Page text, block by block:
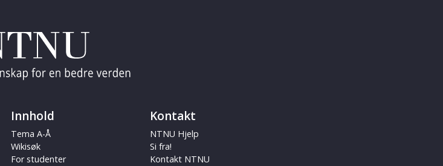
Innhold
Tema A-Å
Wikisøk
For studenter
Kontakt
NTNU Hjelp
Si fra!
Kontakt NTNU